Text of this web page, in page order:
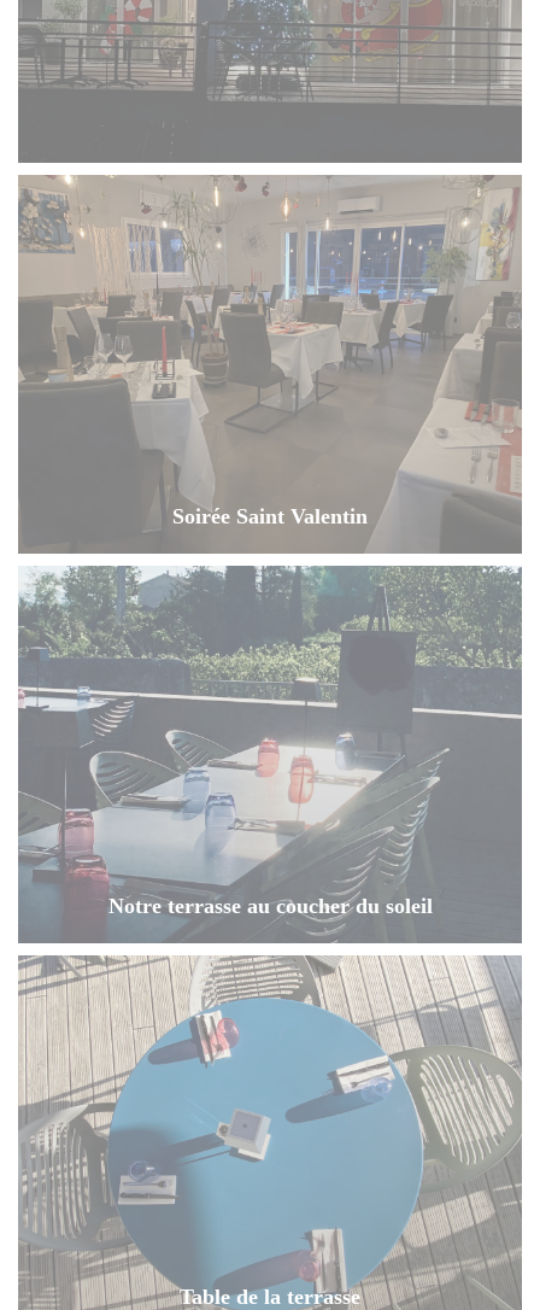
Soirée Saint Valentin
Notre terrasse au coucher du soleil
Table de la terrasse